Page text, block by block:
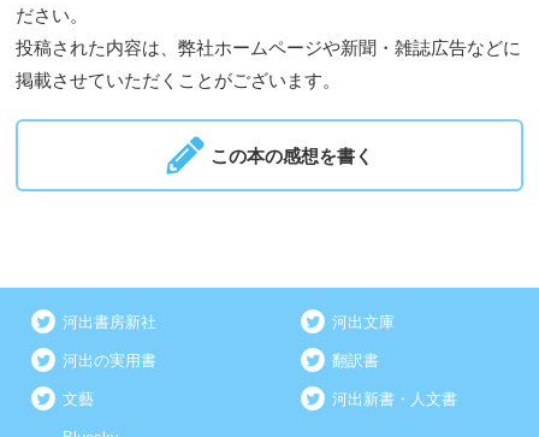
ださい。
投稿された内容は、弊社ホームページや新聞・雑誌広告などに
掲載させていただくことがございます。
この本の感想を書く
河出書房新社 河出文庫
河出の実用書 翻訳書
文藝 河出新書・人文書